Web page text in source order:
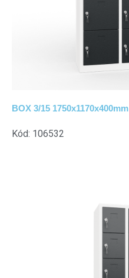
BOX 3/15 1750x1170x400mm
Kód: 106532